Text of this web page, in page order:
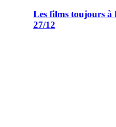
Les films toujours à
27/12